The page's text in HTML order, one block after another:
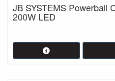
JB SYSTEMS Powerball
200W LED